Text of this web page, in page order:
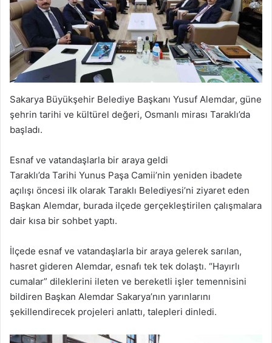
Sakarya Büyükşehir Belediye Başkanı Yusuf Alemdar, güne
şehrin tarihi ve kültürel değeri, Osmanlı mirası Taraklı’da
başladı.
Esnaf ve vatandaşlarla bir araya geldi
Taraklı’da Tarihi Yunus Paşa Camii’nin yeniden ibadete
açılışı öncesi ilk olarak Taraklı Belediyesi’ni ziyaret eden
Başkan Alemdar, burada ilçede gerçekleştirilen çalışmalara
dair kısa bir sohbet yaptı.
İlçede esnaf ve vatandaşlarla bir araya gelerek sarılan,
hasret gideren Alemdar, esnafı tek tek dolaştı. “Hayırlı
cumalar” dileklerini ileten ve bereketli işler temennisini
bildiren Başkan Alemdar Sakarya’nın yarınlarını
şekillendirecek projeleri anlattı, talepleri dinledi.